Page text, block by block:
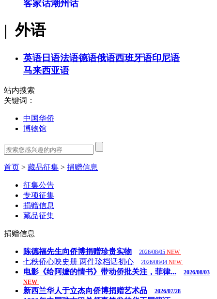
客家话潮州话
| 外语
英语日语法语德语俄语西班牙语印尼语
马来西亚语
站内搜索
关键词：
中国华侨
博物馆
首页 > 藏品征集 > 捐赠信息
征集公告
专项征集
捐赠信息
藏品征集
捐赠信息
陈德福先生向侨博捐赠珍贵实物 2026/08/05 NEW
七秩侨心映史册 两件珍档话初心 2026/08/04 NEW
电影《给阿嬷的情书》带动侨批关注，菲律...
2026/08/03
NEW
新西兰华人于立杰向侨博捐赠艺术品 2026/07/28